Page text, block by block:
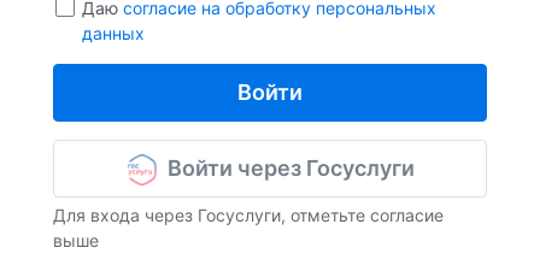
Даю согласие на обработку персональных
данных
Войти
Войти через Госуслуги
Для входа через Госуслуги, отметьте согласие
выше